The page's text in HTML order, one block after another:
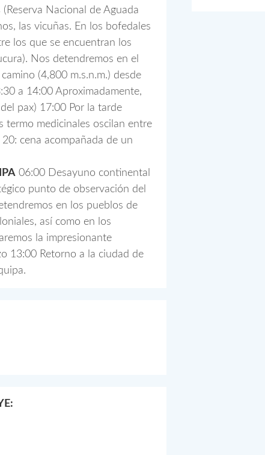
Nacional de Aguada
las vicuñas. En los bofedales
los que se encuentran los
Nos detendremos en el
(4,800 m.s.n.m.) desde
a 14:00 Aproximadamente,
pax) 17:00 Por la tarde
termo medicinales oscilan entre
cena acompañada de un
06:00 Desayuno continental
punto de observación del
en los pueblos de
así como en los
la impresionante
13:00 Retorno a la ciudad de